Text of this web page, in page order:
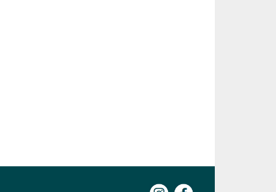
Instagram